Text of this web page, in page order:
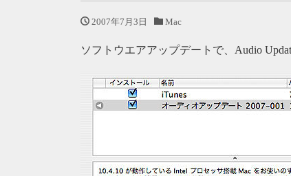
2007年7月3日 Mac
ソフトウエアアップデートで、Audio